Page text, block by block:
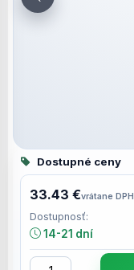
Dostupné ceny
33.43 €vrátane DPH
Dostupnosť:
14-21 dní